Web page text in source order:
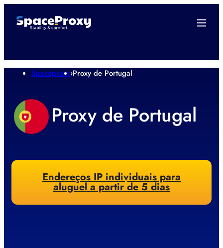
Spaceproxy›Proxy de Portugal
Proxy de Portugal
Endereços IP individuais para
aluguel a partir de 5 dias